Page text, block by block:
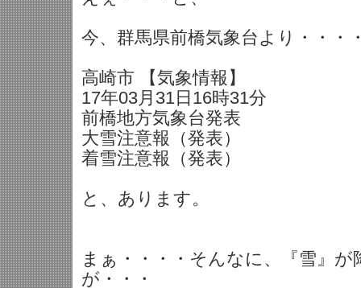
今、群馬県前橋気象台より・・・
高崎市 【気象情報】
17年03月31日16時31分
前橋地方気象台発表
大雪注意報（発表）
着雪注意報（発表）
と、あります。
まぁ・・・・そんなに、『雪』
が・・・